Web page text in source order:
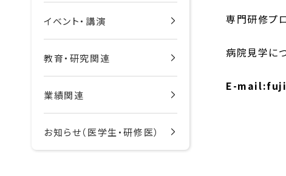
イベント・講演
教育・研究関連
業績関連
お知らせ（医学生・研修医）
専門研修プ
病院見学に
E-